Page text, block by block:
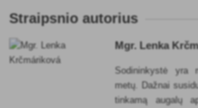
Straipsnio autorius
Mgr. Lenka
Sodininkystė yra
metų. Dažnai
tinkamą augalų